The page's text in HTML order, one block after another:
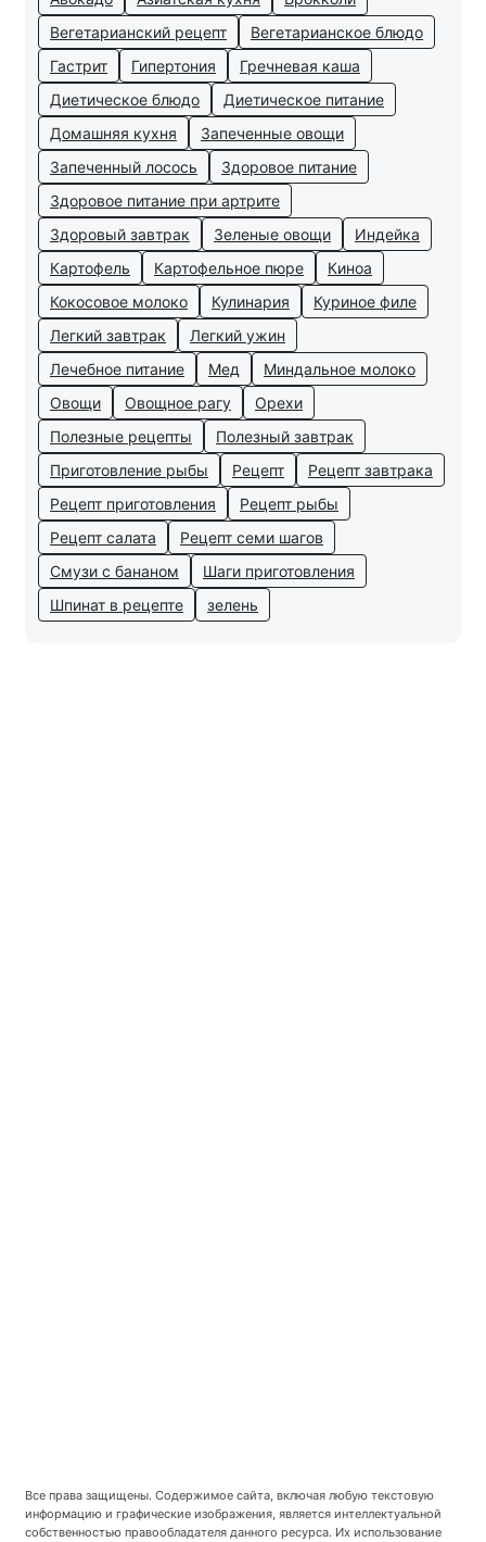
Вегетарианский рецепт
Вегетарианское блюдо
Гастрит
Гипертония
Гречневая каша
Диетическое блюдо
Диетическое питание
Домашняя кухня
Запеченные овощи
Запеченный лосось
Здоровое питание
Здоровое питание при артрите
Здоровый завтрак
Зеленые овощи
Индейка
Картофель
Картофельное пюре
Киноа
Кокосовое молоко
Кулинария
Куриное филе
Легкий завтрак
Легкий ужин
Лечебное питание
Мед
Миндальное молоко
Овощи
Овощное рагу
Орехи
Полезные рецепты
Полезный завтрак
Приготовление рыбы
Рецепт
Рецепт завтрака
Рецепт приготовления
Рецепт рыбы
Рецепт салата
Рецепт семи шагов
Смузи с бананом
Шаги приготовления
Шпинат в рецепте
зелень
Все права защищены. Содержимое сайта, включая любую текстовую
информацию и графические изображения, является интеллектуальной
собственностью правообладателя данного ресурса. Их использование